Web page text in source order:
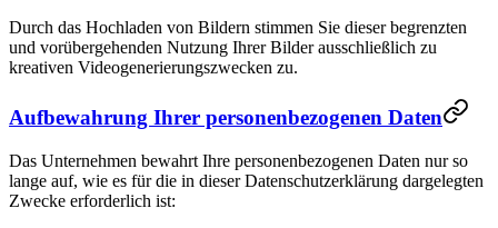
Durch das Hochladen von Bildern stimmen Sie dieser begrenzten
und vorübergehenden Nutzung Ihrer Bilder ausschließlich zu
kreativen Videogenerierungszwecken zu.
Aufbewahrung Ihrer personenbezogenen Daten
Das Unternehmen bewahrt Ihre personenbezogenen Daten nur so
lange auf, wie es für die in dieser Datenschutzerklärung dargelegten
Zwecke erforderlich ist: